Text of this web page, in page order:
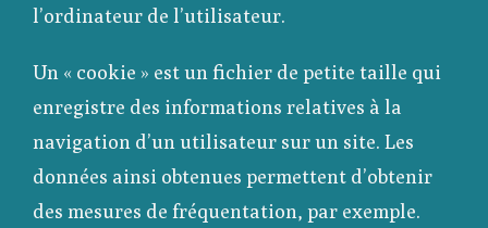
l’ordinateur de l’utilisateur.
Un « cookie » est un fichier de petite taille qui
enregistre des informations relatives à la
navigation d’un utilisateur sur un site. Les
données ainsi obtenues permettent d’obtenir
des mesures de fréquentation, par exemple.